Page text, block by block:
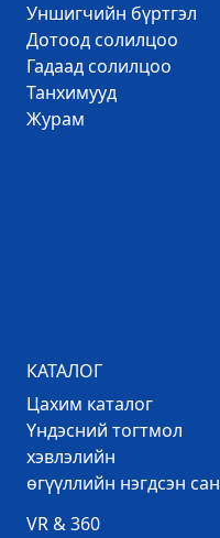
Уншигчийн бүртгэл
Дотоод солилцоо
Гадаад солилцоо
Танхимууд
Журам
КАТАЛОГ
Цахим каталог
Үндэсний тогтмол
хэвлэлийн
өгүүллийн нэгдсэн сан
VR & 360